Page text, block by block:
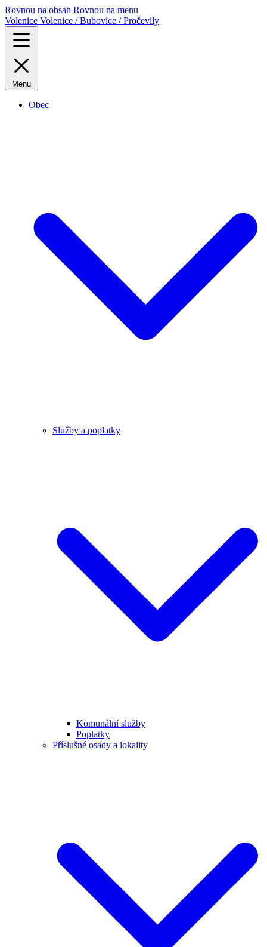
Rovnou na obsah Rovnou na menu
Volenice Volenice / Bubovice / Pročevily
Menu
Obec
Služby a poplatky
Komunální služby
Poplatky
Příslušné osady a lokality